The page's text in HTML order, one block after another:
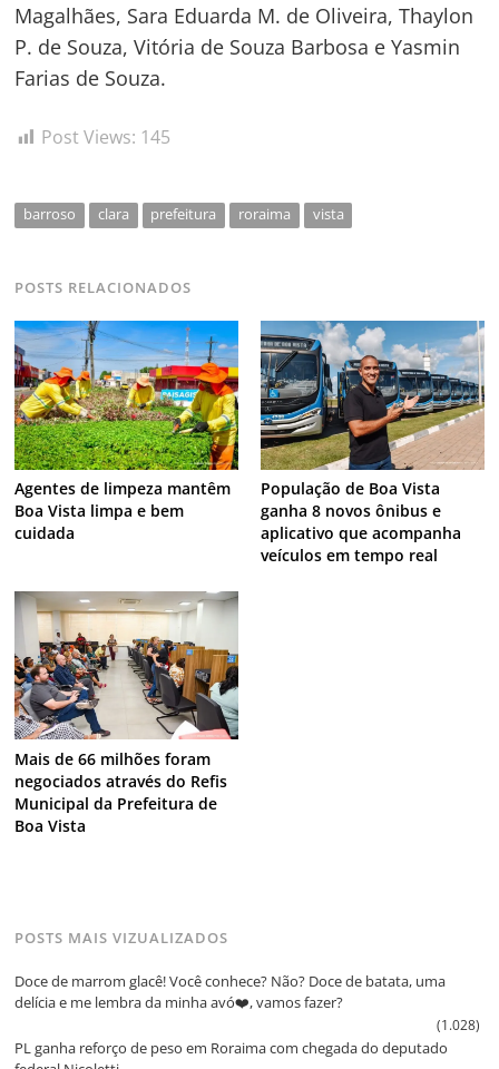
Magalhães, Sara Eduarda M. de Oliveira, Thaylon
P. de Souza, Vitória de Souza Barbosa e Yasmin
Farias de Souza.
Post Views: 145
barroso clara prefeitura roraima vista
POSTS RELACIONADOS
Agentes de limpeza mantêm
Boa Vista limpa e bem
cuidada
População de Boa Vista
ganha 8 novos ônibus e
aplicativo que acompanha
veículos em tempo real
Mais de 66 milhões foram
negociados através do Refis
Municipal da Prefeitura de
Boa Vista
POSTS MAIS VIZUALIZADOS
Doce de marrom glacê! Você conhece? Não? Doce de batata, uma
delícia e me lembra da minha avó❤️, vamos fazer?
(1.028)
PL ganha reforço de peso em Roraima com chegada do deputado